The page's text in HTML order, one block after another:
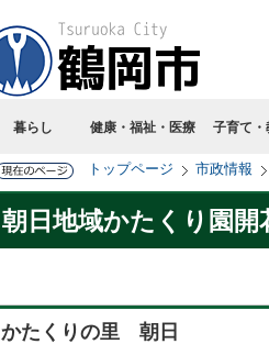
暮らし 健康・福祉・医療 子育て・
トップページ 市政情報
朝日地域かたくり園開
かたくりの里 朝日